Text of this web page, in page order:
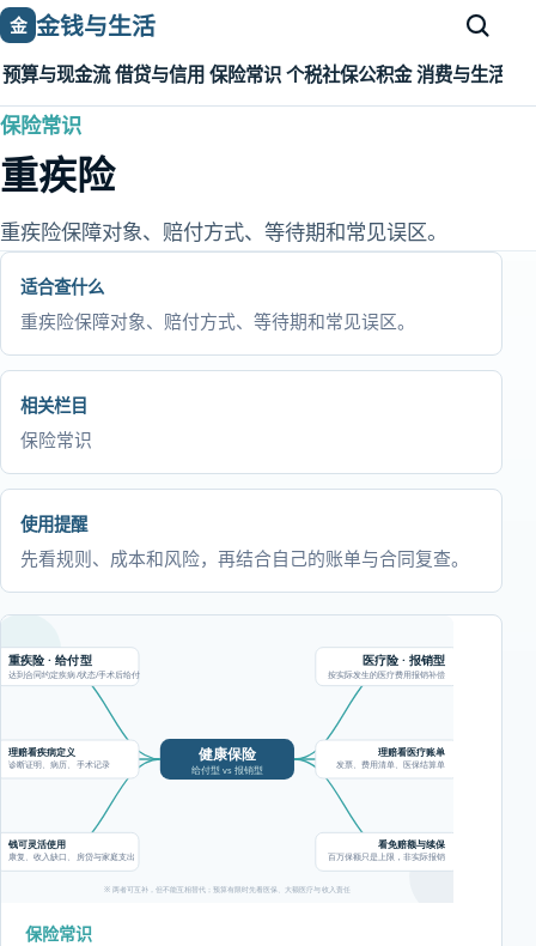
金 金钱与生活
预算与现金流借贷与信用 保险常识个税社保公积金消费与生活成
保险常识
重疾险
重疾险保障对象、赔付方式、等待期和常见误区。
适合查什么
重疾险保障对象、赔付方式、等待期和常见误区。
相关栏目
保险常识
使用提醒
先看规则、成本和风险，再结合自己的账单与合同复查。
保险常识